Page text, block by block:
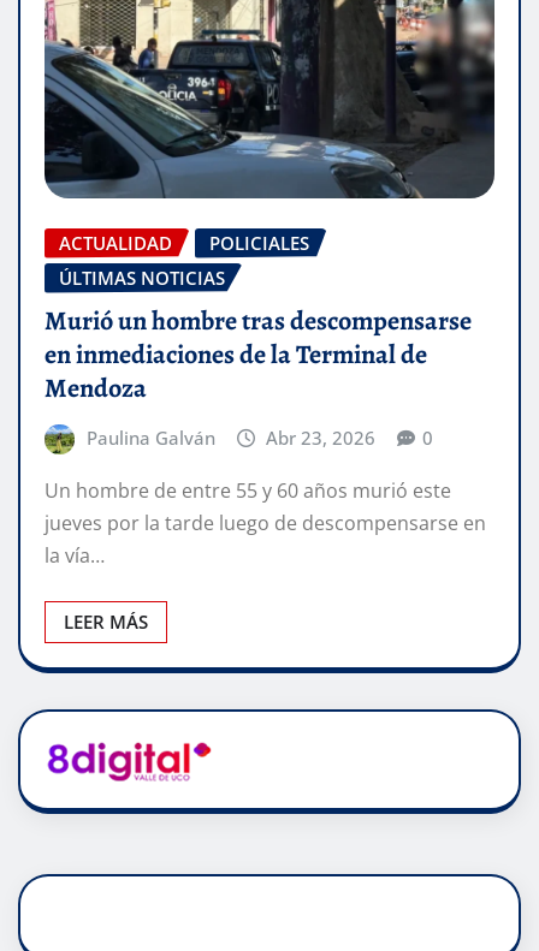
ACTUALIDAD
POLICIALES
ÚLTIMAS NOTICIAS
Murió un hombre tras descompensarse
en inmediaciones de la Terminal de
Mendoza
Paulina Galván Abr 23, 2026 0
Un hombre de entre 55 y 60 años murió este
jueves por la tarde luego de descompensarse en
la vía…
LEER MÁS